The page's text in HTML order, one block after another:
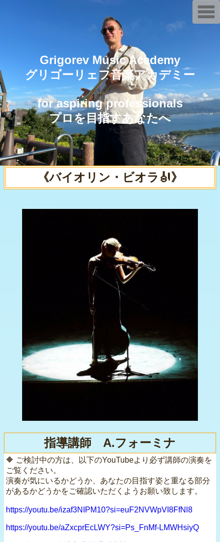
Grigorev Music Academy
グリゴーリェフ音楽アカデミー
for aspiring professionals
プロを目指すあなたへ
《バイオリン・ビオラ🎻》
指導講師 A.フォーミナ
🔶 ご検討中の方は、以下のYouTubeより必ず講師の演奏を
ご覧ください。
演奏が気にいるかどうか、あなたの目指す姿と重なる部分
があるかどうかをご確認いただくようお願い致します。
https://youtu.be/izaf3NIPM10?si=euF2NVWpVI8FfNl8
https://youtu.be/aZxcprEcLWY?si=Ps_FnMf-LMWHsiyQ
T
o
g
a
t
o